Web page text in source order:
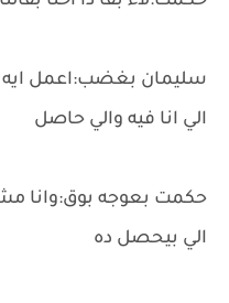
سليمان بغضب:اعمل ايه
الي انا فيه والي حاصل
حكمت بعوجه بوق:وانا
الي بيحصل ده